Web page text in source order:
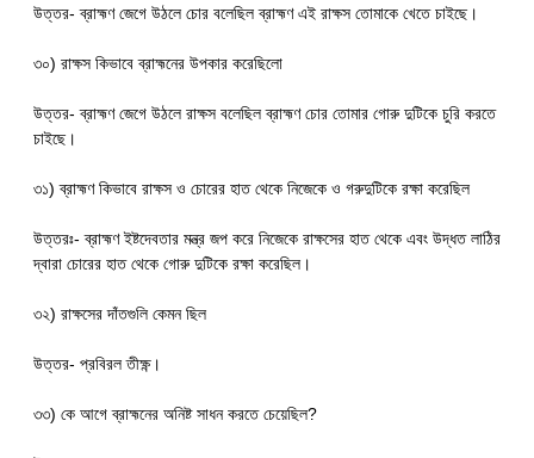
উত্তর- ব্রাহ্মণ জেগে উঠলে চোর বলেছিল ব্রাহ্মণ এই রাক্ষস তোমাকে খেতে চাইছে।
৩০) রাক্ষস কিভাবে ব্রাহ্মনের উপকার করেছিলো
উত্তর- ব্রাহ্মণ জেগে উঠলে রাক্ষস বলেছিল ব্রাহ্মণ চোর তোমার গোরু দুটিকে চুরি করতে
চাইছে।
৩১) ব্রাহ্মণ কিভাবে রাক্ষস ও চোরের হাত থেকে নিজেকে ও গরুদুটিকে রক্ষা করেছিল
উত্তরঃ- ব্রাহ্মণ ইষ্টদেবতার মন্ত্র জপ করে নিজেকে রাক্ষসের হাত থেকে এবং উদ্ধত লাঠির
দ্বারা চোরের হাত থেকে গোরু দুটিকে রক্ষা করেছিল।
৩২) রাক্ষসের দাঁতগুলি কেমন ছিল
উত্তর- প্রবিরল তীক্ষ্ণ।
৩৩) কে আগে ব্রাহ্মনের অনিষ্ট সাধন করতে চেয়েছিল?